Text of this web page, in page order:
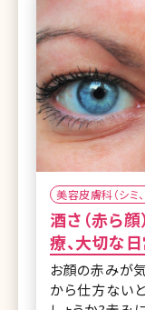
美容皮膚科（シミ
酒さ（赤ら
療、大切な
お顔の赤みが
から仕方ない